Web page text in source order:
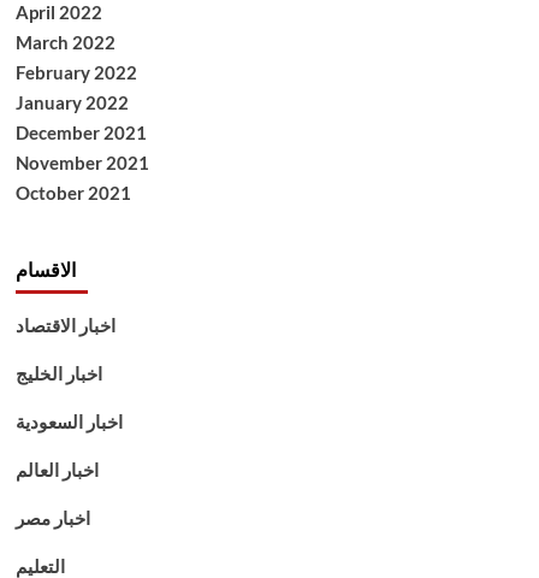
April 2022
March 2022
February 2022
January 2022
December 2021
November 2021
October 2021
الاقسام
اخبار الاقتصاد
اخبار الخليج
اخبار السعودية
اخبار العالم
اخبار مصر
التعليم